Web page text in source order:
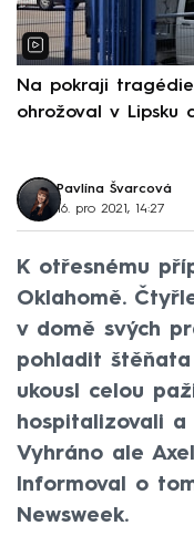
Na pokraji
ohrožoval v Lipsku
Pavlína Švarcová
16. pro 2021, 14:27
K otřesnému
Oklahomě.
v domě svých
pohladit
ukousl celou
hospitalizovali
Vyhráno ale
Informoval o
Newsweek.